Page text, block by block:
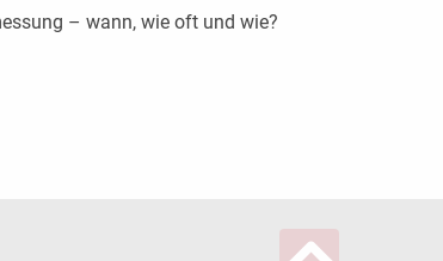
– wann, wie oft und wie?